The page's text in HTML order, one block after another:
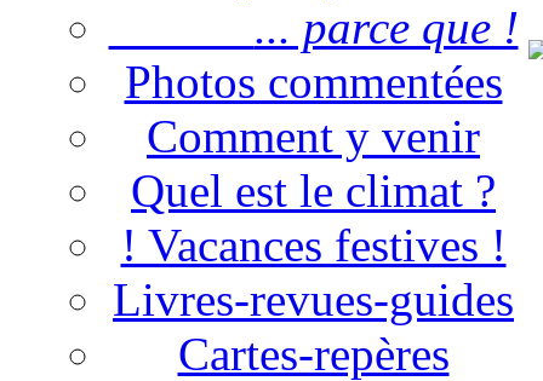
... parce que !
Photos commentées
Comment y venir
Quel est le climat ?
! Vacances festives !
Livres-revues-guides
Cartes-repères